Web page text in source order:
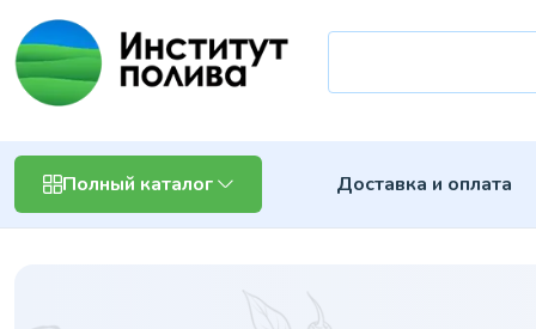
Полный каталог Доставка и оплата